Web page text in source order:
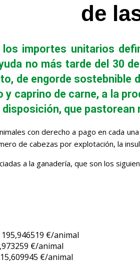
de
los importes unitarios
no más tarde del 30
de engorde sostebnible
caprino de carne, a la
que
con derecho a pago en cada
de cabezas por explotación, la
a la ganadería, que son los
€/animal
€/animal
€/animal